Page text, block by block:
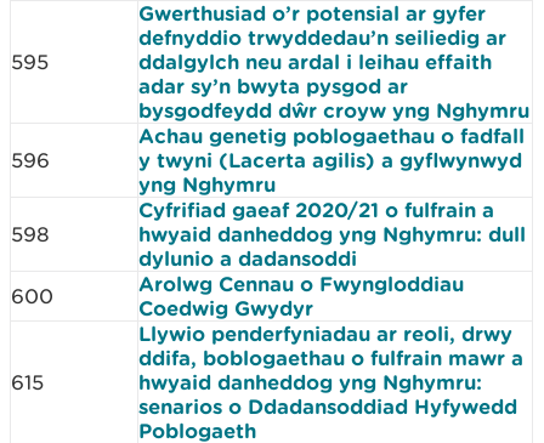
595
Gwerthusiad o’r potensial ar gyfer
defnyddio trwyddedau’n seiliedig ar
ddalgylch neu ardal i leihau effaith
adar sy’n bwyta pysgod ar
bysgodfeydd dŵr croyw yng Nghymru
596
Achau genetig poblogaethau o fadfall
y twyni (Lacerta agilis) a gyflwynwyd
yng Nghymru
598
Cyfrifiad gaeaf 2020/21 o fulfrain a
hwyaid danheddog yng Nghymru: dull
dylunio a dadansoddi
600
Arolwg Cennau o Fwyngloddiau
Coedwig Gwydyr
615
Llywio penderfyniadau ar reoli, drwy
ddifa, boblogaethau o fulfrain mawr a
hwyaid danheddog yng Nghymru:
senarios o Ddadansoddiad Hyfywedd
Poblogaeth